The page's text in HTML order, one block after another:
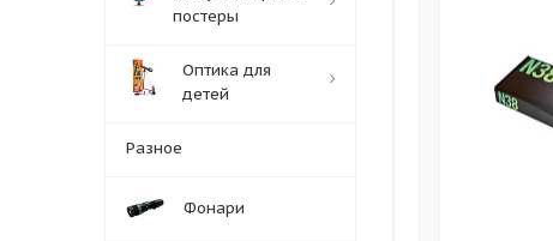
постеры
Оптика для
детей
Разное
Фонари